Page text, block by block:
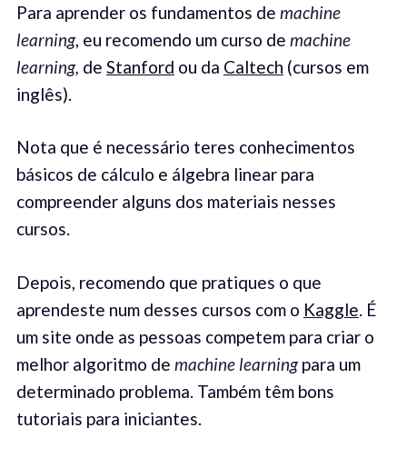
Para aprender os fundamentos de machine
learning, eu recomendo um curso de machine
learning, de Stanford ou da Caltech (cursos em
inglês).
Nota que é necessário teres conhecimentos
básicos de cálculo e álgebra linear para
compreender alguns dos materiais nesses
cursos.
Depois, recomendo que pratiques o que
aprendeste num desses cursos com o Kaggle. É
um site onde as pessoas competem para criar o
melhor algoritmo de machine learningpara um
determinado problema. Também têm bons
tutoriais para iniciantes.